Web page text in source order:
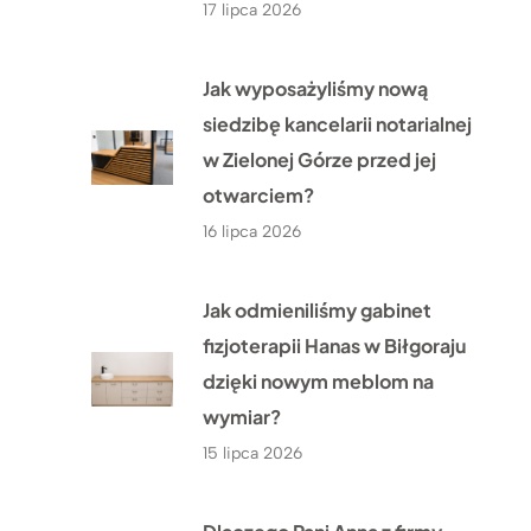
17 lipca 2026
Jak wyposażyliśmy nową
siedzibę kancelarii notarialnej
w Zielonej Górze przed jej
otwarciem?
16 lipca 2026
Jak odmieniliśmy gabinet
fizjoterapii Hanas w Biłgoraju
dzięki nowym meblom na
wymiar?
15 lipca 2026